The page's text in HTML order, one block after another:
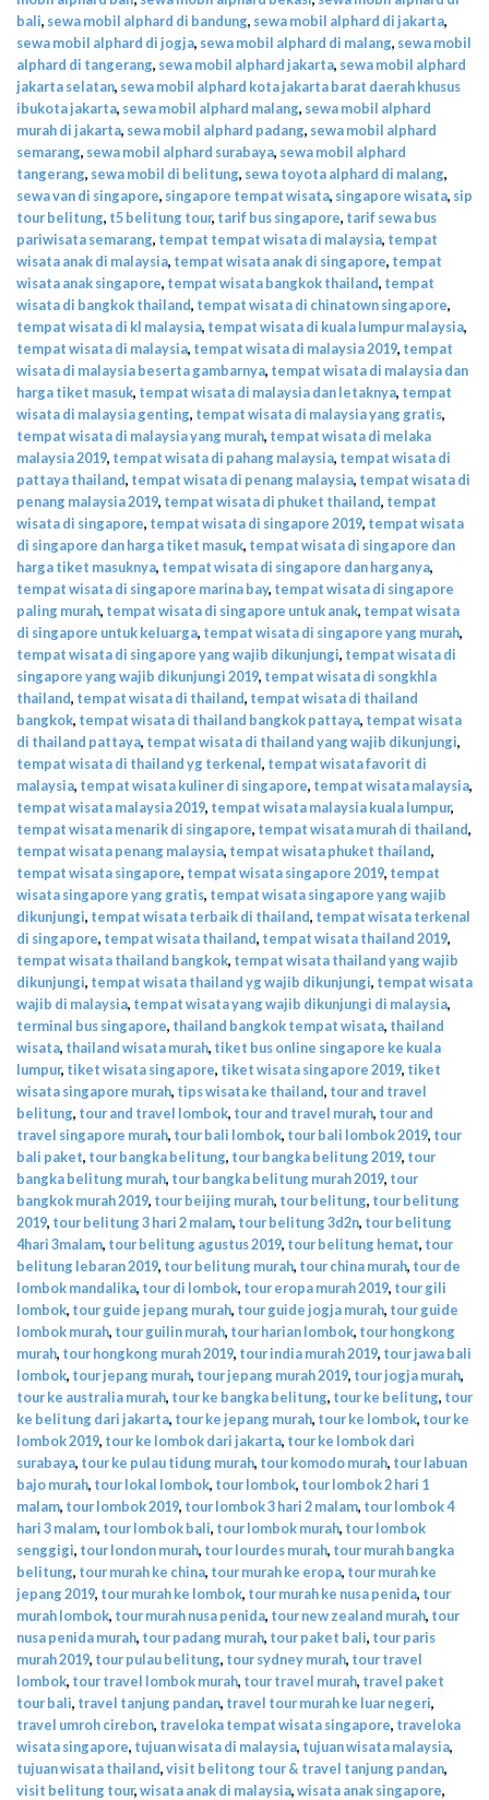
bali, sewa mobil alphard di bandung, sewa mobil alphard di jakarta,
sewa mobil alphard di jogja, sewa mobil alphard di malang, sewa mobil
alphard di tangerang, sewa mobil alphard jakarta, sewa mobil alphard
jakarta selatan, sewa mobil alphard kota jakarta barat daerah khusus
ibukota jakarta, sewa mobil alphard malang, sewa mobil alphard
murah di jakarta, sewa mobil alphard padang, sewa mobil alphard
semarang, sewa mobil alphard surabaya, sewa mobil alphard
tangerang, sewa mobil di belitung, sewa toyota alphard di malang,
sewa van di singapore, singapore tempat wisata, singapore wisata, sip
tour belitung, t5 belitung tour, tarif bus singapore, tarif sewa bus
pariwisata semarang, tempat tempat wisata di malaysia, tempat
wisata anak di malaysia, tempat wisata anak di singapore, tempat
wisata anak singapore, tempat wisata bangkok thailand, tempat
wisata di bangkok thailand, tempat wisata di chinatown singapore,
tempat wisata di kl malaysia, tempat wisata di kuala lumpur malaysia,
tempat wisata di malaysia, tempat wisata di malaysia 2019, tempat
wisata di malaysia beserta gambarnya, tempat wisata di malaysia dan
harga tiket masuk, tempat wisata di malaysia dan letaknya, tempat
wisata di malaysia genting, tempat wisata di malaysia yang gratis,
tempat wisata di malaysia yang murah, tempat wisata di melaka
malaysia 2019, tempat wisata di pahang malaysia, tempat wisata di
pattaya thailand, tempat wisata di penang malaysia, tempat wisata di
penang malaysia 2019, tempat wisata di phuket thailand, tempat
wisata di singapore, tempat wisata di singapore 2019, tempat wisata
di singapore dan harga tiket masuk, tempat wisata di singapore dan
harga tiket masuknya, tempat wisata di singapore dan harganya,
tempat wisata di singapore marina bay, tempat wisata di singapore
paling murah, tempat wisata di singapore untuk anak, tempat wisata
di singapore untuk keluarga, tempat wisata di singapore yang murah,
tempat wisata di singapore yang wajib dikunjungi, tempat wisata di
singapore yang wajib dikunjungi 2019, tempat wisata di songkhla
thailand, tempat wisata di thailand, tempat wisata di thailand
bangkok, tempat wisata di thailand bangkok pattaya, tempat wisata
di thailand pattaya, tempat wisata di thailand yang wajib dikunjungi,
tempat wisata di thailand yg terkenal, tempat wisata favorit di
malaysia, tempat wisata kuliner di singapore, tempat wisata malaysia,
tempat wisata malaysia 2019, tempat wisata malaysia kuala lumpur,
tempat wisata menarik di singapore, tempat wisata murah di thailand,
tempat wisata penang malaysia, tempat wisata phuket thailand,
tempat wisata singapore, tempat wisata singapore 2019, tempat
wisata singapore yang gratis, tempat wisata singapore yang wajib
dikunjungi, tempat wisata terbaik di thailand, tempat wisata terkenal
di singapore, tempat wisata thailand, tempat wisata thailand 2019,
tempat wisata thailand bangkok, tempat wisata thailand yang wajib
dikunjungi, tempat wisata thailand yg wajib dikunjungi, tempat wisata
wajib di malaysia, tempat wisata yang wajib dikunjungi di malaysia,
terminal bus singapore, thailand bangkok tempat wisata, thailand
wisata, thailand wisata murah, tiket bus online singapore ke kuala
lumpur, tiket wisata singapore, tiket wisata singapore 2019, tiket
wisata singapore murah, tips wisata ke thailand, tour and travel
belitung, tour and travel lombok, tour and travel murah, tour and
travel singapore murah, tour bali lombok, tour bali lombok 2019, tour
bali paket, tour bangka belitung, tour bangka belitung 2019, tour
bangka belitung murah, tour bangka belitung murah 2019, tour
bangkok murah 2019, tour beijing murah, tour belitung, tour belitung
2019, tour belitung 3 hari 2 malam, tour belitung 3d2n, tour belitung
4hari 3malam, tour belitung agustus 2019, tour belitung hemat, tour
belitung lebaran 2019, tour belitung murah, tour china murah, tour de
lombok mandalika, tour di lombok, tour eropa murah 2019, tour gili
lombok, tour guide jepang murah, tour guide jogja murah, tour guide
lombok murah, tour guilin murah, tour harian lombok, tour hongkong
murah, tour hongkong murah 2019, tour india murah 2019, tour jawa bali
lombok, tour jepang murah, tour jepang murah 2019, tour jogja murah,
tour ke australia murah, tour ke bangka belitung, tour ke belitung, tour
ke belitung dari jakarta, tour ke jepang murah, tour ke lombok, tour ke
lombok 2019, tour ke lombok dari jakarta, tour ke lombok dari
surabaya, tour ke pulau tidung murah, tour komodo murah, tour labuan
bajo murah, tour lokal lombok, tour lombok, tour lombok 2 hari 1
malam, tour lombok 2019, tour lombok 3 hari 2 malam, tour lombok 4
hari 3 malam, tour lombok bali, tour lombok murah, tour lombok
senggigi, tour london murah, tour lourdes murah, tour murah bangka
belitung, tour murah ke china, tour murah ke eropa, tour murah ke
jepang 2019, tour murah ke lombok, tour murah ke nusa penida, tour
murah lombok, tour murah nusa penida, tour new zealand murah, tour
nusa penida murah, tour padang murah, tour paket bali, tour paris
murah 2019, tour pulau belitung, tour sydney murah, tour travel
lombok, tour travel lombok murah, tour travel murah, travel paket
tour bali, travel tanjung pandan, travel tour murah ke luar negeri,
travel umroh cirebon, traveloka tempat wisata singapore, traveloka
wisata singapore, tujuan wisata di malaysia, tujuan wisata malaysia,
tujuan wisata thailand,visit belitong tour & travel tanjung pandan,
visit belitung tour,wisata anak di malaysia,wisata anak singapore,